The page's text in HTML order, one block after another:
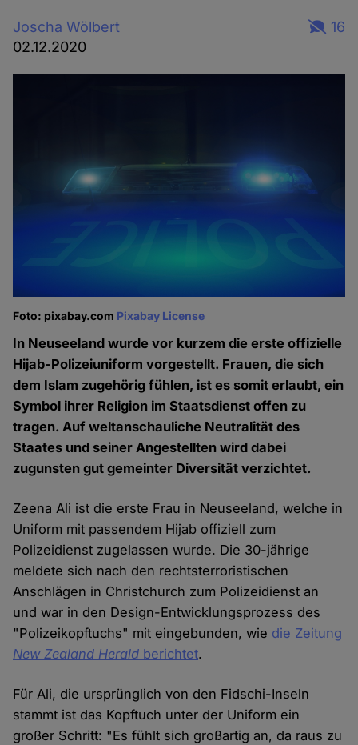
Joscha Wölbert
02.12.2020
16
Foto: pixabay.com Pixabay License
In Neuseeland wurde vor kurzem die erste offizielle
Hijab-Polizeiuniform vorgestellt. Frauen, die sich
dem Islam zugehörig fühlen, ist es somit erlaubt, ein
Symbol ihrer Religion im Staatsdienst offen zu
tragen. Auf weltanschauliche Neutralität des
Staates und seiner Angestellten wird dabei
zugunsten gut gemeinter Diversität verzichtet.
Zeena Ali ist die erste Frau in Neuseeland, welche in
Uniform mit passendem Hijab offiziell zum
Polizeidienst zugelassen wurde. Die 30-jährige
meldete sich nach den rechtsterroristischen
Anschlägen in Christchurch zum Polizeidienst an
und war in den Design-Entwicklungsprozess des
"Polizeikopftuchs" mit eingebunden, wie die Zeitung
New Zealand Herald berichtet.
Für Ali, die ursprünglich von den Fidschi-Inseln
stammt ist das Kopftuch unter der Uniform ein
großer Schritt: "Es fühlt sich großartig an, da raus zu